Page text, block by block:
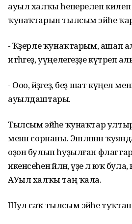
ауыл халҡы һеперелеп килеп
ҡунаҡтарын тылсым эйәһе
- Ҡәҙерле ҡунаҡтарым, ашап
итһәгеҙ, уүңелегеҙҙе күтәреп
- Ооо, әйҙәгеҙ, беҙ шат күңел
ауылдаштары.
Тылсым эйәһе ҡунаҡтар
менән сорнаны. Эшләпәнән
оҙон булып һуҙылған флагтар,
икенсеһенә әйләнә, үҙе лә юҡ
АУыл халҡы таң ҡала.
Шул саҡ тылсым эйәһе